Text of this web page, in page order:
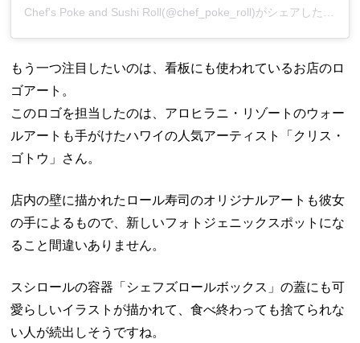
もう一つ注目したいのは、看板にも使われているお店のロ
ゴアート。
このロゴを担当したのは、アロヒラニ・リゾートのウォー
ルアートも手がけたハワイの人気アーティスト「クリス・
ゴトウ」さん。
店内の壁に描かれたロール寿司のオリジナルアートも彼女
の手によるもので、新しいフォトジェニックスポットにな
ること間違いありません。
スシロールの容器「シェフズロールボックス」の蓋にも可
愛らしいイラストが描かれて、食べ終わっても捨てられな
い人が続出しそうですね。